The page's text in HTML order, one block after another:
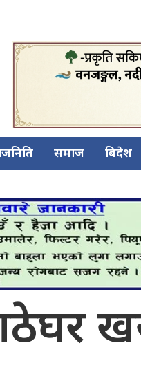
समाज बिदेश